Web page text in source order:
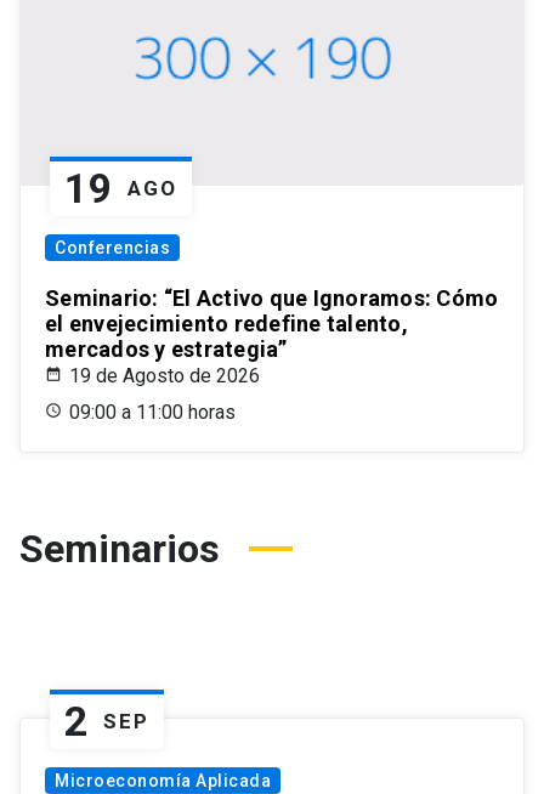
19 AGO
Conferencias
Seminario: “El Activo que Ignoramos: Cómo
el envejecimiento redefine talento,
mercados y estrategia”
19 de Agosto de 2026
09:00 a 11:00 horas
Seminarios
2 SEP
Microeconomía Aplicada